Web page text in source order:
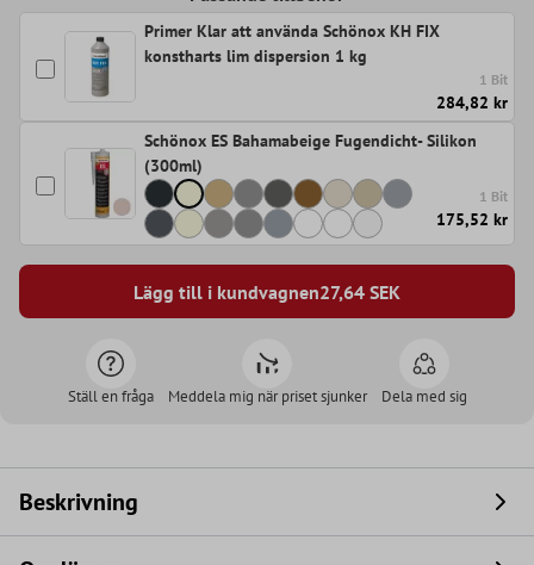
Primer Klar att använda Schönox KH FIX
konstharts lim dispersion 1 kg
1 Bit
284,82 kr
Schönox ES Bahamabeige Fugendicht- Silikon
(300ml)
1 Bit
175,52 kr
Lägg till i kundvagnen27,64 SEK
Ställ en fråga Meddela mig när priset sjunker Dela med sig
Beskrivning